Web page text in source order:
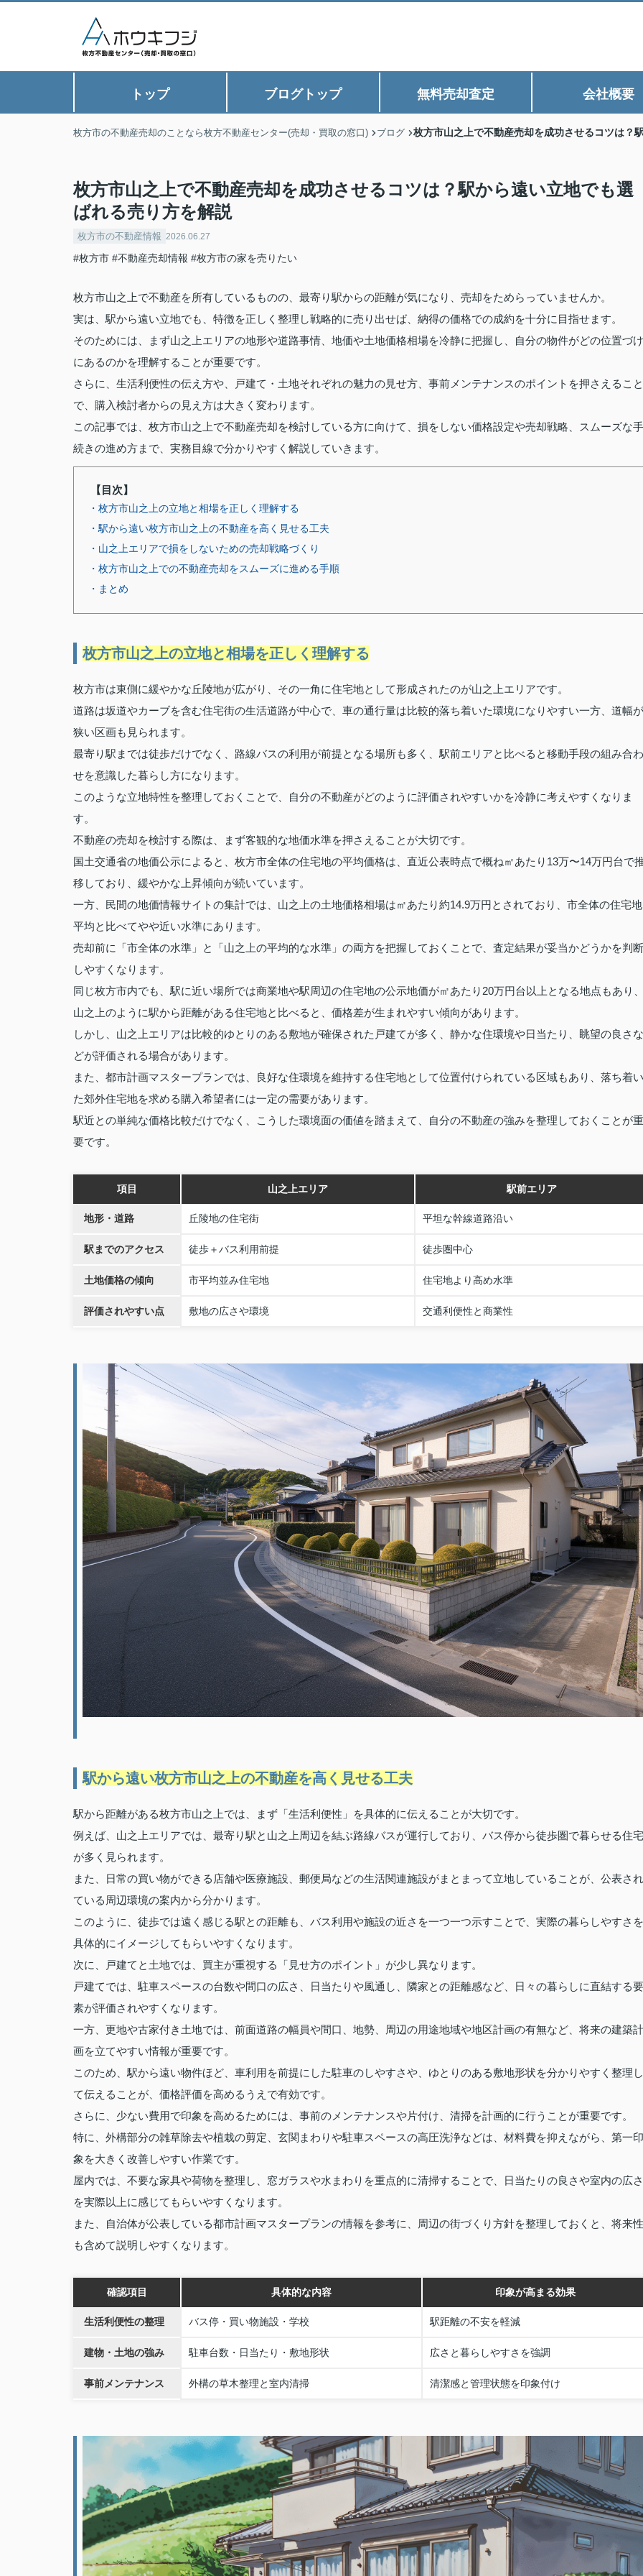
トップ ブログトップ 無料売却査定 会社概要
枚方市の不動産売却のことなら枚方不動産センター(売却・買取の窓口) ブログ 枚方市山之上で不動産売却を成功させるコツは？
枚方市山之上で不動産売却を成功させるコツは？駅から遠い立地でも選
ばれる売り方を解説
枚方市の不動産情報 2026.06.27
#枚方市 #不動産売却情報 #枚方市の家を売りたい
枚方市山之上で不動産を所有しているものの、最寄り駅からの距離が気になり、売却をためらっていませんか。
実は、駅から遠い立地でも、特徴を正しく整理し戦略的に売り出せば、納得の価格での成約を十分に目指せます。
そのためには、まず山之上エリアの地形や道路事情、地価や土地価格相場を冷静に把握し、自分の物件がどの位置づけ
にあるのかを理解することが重要です。
さらに、生活利便性の伝え方や、戸建て・土地それぞれの魅力の見せ方、事前メンテナンスのポイントを押さえること
で、購入検討者からの見え方は大きく変わります。
この記事では、枚方市山之上で不動産売却を検討している方に向けて、損をしない価格設定や売却戦略、スムーズな手
続きの進め方まで、実務目線で分かりやすく解説していきます。
【目次】
・枚方市山之上の立地と相場を正しく理解する
・駅から遠い枚方市山之上の不動産を高く見せる工夫
・山之上エリアで損をしないための売却戦略づくり
・枚方市山之上での不動産売却をスムーズに進める手順
・まとめ
枚方市山之上の立地と相場を正しく理解する
枚方市は東側に緩やかな丘陵地が広がり、その一角に住宅地として形成されたのが山之上エリアです。
道路は坂道やカーブを含む住宅街の生活道路が中心で、車の通行量は比較的落ち着いた環境になりやすい一方、道幅が
狭い区画も見られます。
最寄り駅までは徒歩だけでなく、路線バスの利用が前提となる場所も多く、駅前エリアと比べると移動手段の組み合わ
せを意識した暮らし方になります。
このような立地特性を整理しておくことで、自分の不動産がどのように評価されやすいかを冷静に考えやすくなりま
す。
不動産の売却を検討する際は、まず客観的な地価水準を押さえることが大切です。
国土交通省の地価公示によると、枚方市全体の住宅地の平均価格は、直近公表時点で概ね㎡あたり13万〜14万円台で
移しており、緩やかな上昇傾向が続いています。
一方、民間の地価情報サイトの集計では、山之上の土地価格相場は㎡あたり約14.9万円とされており、市全体の住宅地
平均と比べてやや近い水準にあります。
売却前に「市全体の水準」と「山之上の平均的な水準」の両方を把握しておくことで、査定結果が妥当かどうかを判断
しやすくなります。
同じ枚方市内でも、駅に近い場所では商業地や駅周辺の住宅地の公示地価が㎡あたり20万円台以上となる地点もあり、
山之上のように駅から距離がある住宅地と比べると、価格差が生まれやすい傾向があります。
しかし、山之上エリアは比較的ゆとりのある敷地が確保された戸建てが多く、静かな住環境や日当たり、眺望の良さな
どが評価される場合があります。
また、都市計画マスタープランでは、良好な住環境を維持する住宅地として位置付けられている区域もあり、落ち着い
た郊外住宅地を求める購入希望者には一定の需要があります。
駅近との単純な価格比較だけでなく、こうした環境面の価値を踏まえて、自分の不動産の強みを整理しておくことが重
要です。
項目 山之上エリア 駅前エリア
地形・道路 丘陵地の住宅街 平坦な幹線道路沿い
駅までのアクセス 徒歩＋バス利用前提 徒歩圏中心
土地価格の傾向 市平均並み住宅地 住宅地より高め水準
評価されやすい点 敷地の広さや環境 交通利便性と商業性
駅から遠い枚方市山之上の不動産を高く見せる工夫
駅から距離がある枚方市山之上では、まず「生活利便性」を具体的に伝えることが大切です。
例えば、山之上エリアでは、最寄り駅と山之上周辺を結ぶ路線バスが運行しており、バス停から徒歩圏で暮らせる住宅
が多く見られます。
また、日常の買い物ができる店舗や医療施設、郵便局などの生活関連施設がまとまって立地していることが、公表され
ている周辺環境の案内から分かります。
このように、徒歩では遠く感じる駅との距離も、バス利用や施設の近さを一つ一つ示すことで、実際の暮らしやすさを
具体的にイメージしてもらいやすくなります。
次に、戸建てと土地では、買主が重視する「見せ方のポイント」が少し異なります。
戸建てでは、駐車スペースの台数や間口の広さ、日当たりや風通し、隣家との距離感など、日々の暮らしに直結する要
素が評価されやすくなります。
一方、更地や古家付き土地では、前面道路の幅員や間口、地勢、周辺の用途地域や地区計画の有無など、将来の建築計
画を立てやすい情報が重要です。
このため、駅から遠い物件ほど、車利用を前提にした駐車のしやすさや、ゆとりのある敷地形状を分かりやすく整理し
て伝えることが、価格評価を高めるうえで有効です。
さらに、少ない費用で印象を高めるためには、事前のメンテナンスや片付け、清掃を計画的に行うことが重要です。
特に、外構部分の雑草除去や植栽の剪定、玄関まわりや駐車スペースの高圧洗浄などは、材料費を抑えながら、第一印
象を大きく改善しやすい作業です。
屋内では、不要な家具や荷物を整理し、窓ガラスや水まわりを重点的に清掃することで、日当たりの良さや室内の広さ
を実際以上に感じてもらいやすくなります。
また、自治体が公表している都市計画マスタープランの情報を参考に、周辺の街づくり方針を整理しておくと、将来性
も含めて説明しやすくなります。
確認項目 具体的な内容 印象が高まる効果
生活利便性の整理 バス停・買い物施設・学校 駅距離の不安を軽減
建物・土地の強み 駐車台数・日当たり・敷地形状 広さと暮らしやすさを強調
事前メンテナンス 外構の草木整理と室内清掃 清潔感と管理状態を印象付け